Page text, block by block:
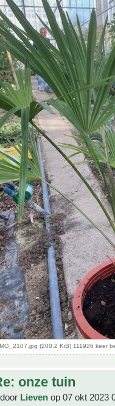
(200.2 KiB) 111926 keer
onze tuin
door Lieven op 07 okt 2023